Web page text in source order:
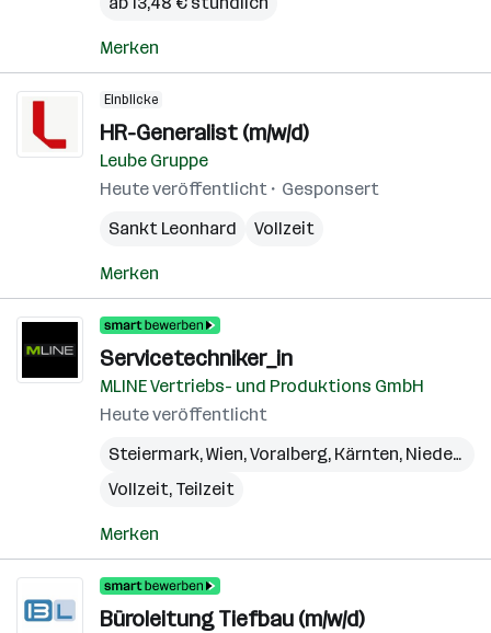
Merken
Einblicke
HR-Generalist (m/w/d)
Leube Gruppe
Heute veröffentlicht
Gesponsert
Sankt Leonhard
Vollzeit
Merken
Servicetechniker_in
MLINE Vertriebs- und Produktions GmbH
Heute veröffentlicht
Steiermark,Wien,Voralberg, Kärnten, Niederösterreich
Vollzeit, Teilzeit
Merken
Büroleitung Tiefbau (m/w/d)